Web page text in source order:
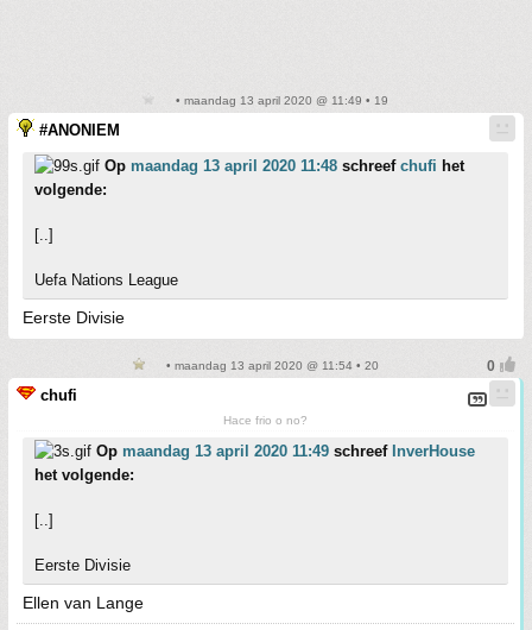
• maandag 13 april 2020 @ 11:49 • 19
#ANONIEM
Op maandag 13 april 2020 11:48 schreef chufi het
volgende:
[..]
Uefa Nations League
Eerste Divisie
• maandag 13 april 2020 @ 11:54 • 20
chufi
Hace frio o no?
Op maandag 13 april 2020 11:49 schreef InverHouse
het volgende:
[..]
Eerste Divisie
Ellen van Lange